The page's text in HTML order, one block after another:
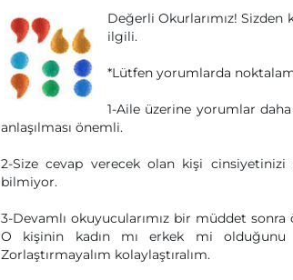
Değerli Okurlarımız!
ilgili.
*Lütfen yorumlarda
1-Aile üzerine yorumlar
anlaşılması önemli.
2-Size cevap verecek olan kişi
bilmiyor.
3-Devamlı okuyucularımız bir müddet sonra
O kişinin kadın mı erkek mi olduğunu
Zorlaştırmayalım kolaylaştıralım.